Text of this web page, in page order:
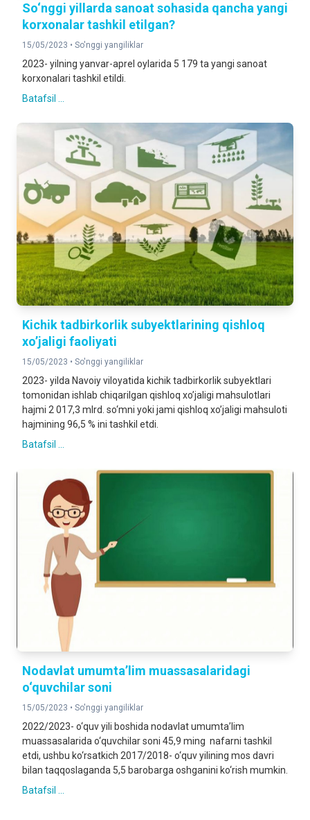
So‘nggi yillarda sanoat sohasida qancha yangi
korxonalar tashkil etilgan?
15/05/2023 • So'nggi yangiliklar
2023- yilning yanvar-aprel oylarida 5 179 ta yangi sanoat
korxonalari tashkil etildi.
Batafsil ...
Kichik tadbirkorlik subyektlarining qishloq
xo’jaligi faoliyati
15/05/2023 • So'nggi yangiliklar
2023- yilda Navoiy viloyatida kichik tadbirkorlik subyektlari
tomonidan ishlab chiqarilgan qishloq xo’jaligi mahsulotlari
hajmi 2 017,3 mlrd. so‘mni yoki jami qishloq xo’jaligi mahsuloti
hajmining 96,5 % ini tashkil etdi.
Batafsil ...
Nodavlat umumtaʼlim muassasalaridagi
o‘quvchilar soni
15/05/2023 • So'nggi yangiliklar
2022/2023- o‘quv yili boshida nodavlat umumtaʼlim
muassasalarida o‘quvchilar soni 45,9 ming nafarni tashkil
etdi, ushbu ko‘rsatkich 2017/2018- o‘quv yilining mos davri
bilan taqqoslaganda 5,5 barobarga oshganini ko‘rish mumkin.
Batafsil ...